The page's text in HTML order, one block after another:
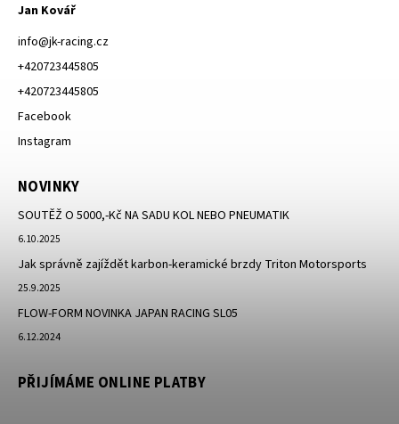
Jan Kovář
info@jk-racing.cz
+420723445805
+420723445805
Facebook
Instagram
NOVINKY
SOUTĚŽ O 5000,-Kč NA SADU KOL NEBO PNEUMATIK
6.10.2025
Jak správně zajíždět karbon-keramické brzdy Triton Motorsports
25.9.2025
FLOW-FORM NOVINKA JAPAN RACING SL05
6.12.2024
PŘIJÍMÁME ONLINE PLATBY